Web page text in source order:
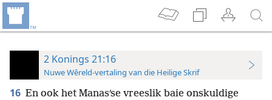
2 Konings 21:16
Nuwe Wêreld-vertaling van die Heilige Skrif
16 En ook het Manasʹse vreeslik baie onskuldige